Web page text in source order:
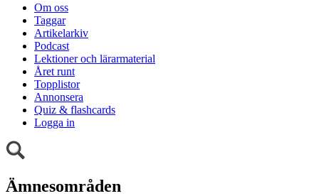
Om oss
Taggar
Artikelarkiv
Podcast
Lektioner och lärarmaterial
Året runt
Topplistor
Annonsera
Quiz & flashcards
Logga in
Ämnesområden